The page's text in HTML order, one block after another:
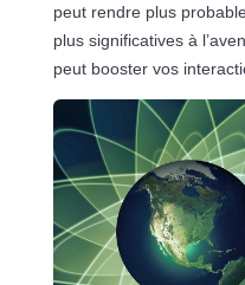
peut rendre plus
plus significatives à
peut booster vos